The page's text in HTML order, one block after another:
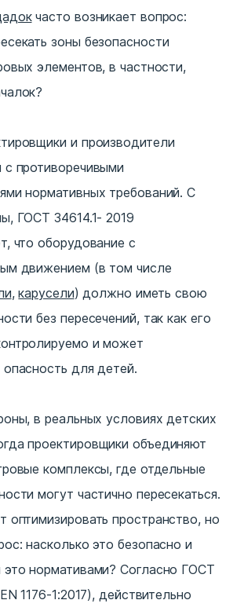
часто возникает вопрос:
зоны безопасности
элементов, в частности,
и производители
с противоречивыми
нормативных требований. С
ГОСТ 34614.1- 2019
что оборудование с
движением (в том числе
,карусели) должно иметь свою
без пересечений, так как его
и может
опасность для детей.
в реальных условиях детских
проектировщики объединяют
комплексы, где отдельные
могут частично пересекаться.
оптимизировать пространство, но
насколько это безопасно и
нормативами? Согласно ГОСТ
1176-1:2017), действительно